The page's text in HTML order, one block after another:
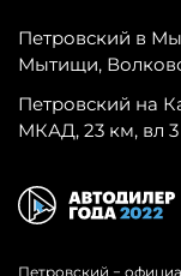
Петровский в
Мытищи,
Петровский на
МКАД, 23 км, вл 3
Петровский −